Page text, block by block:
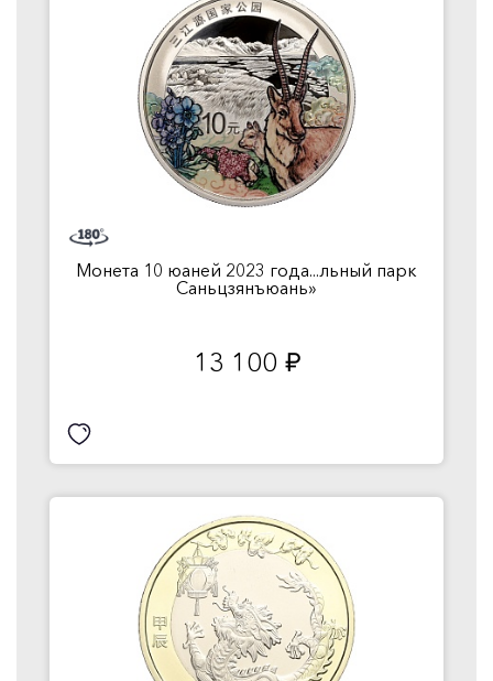
Монета 10 юаней 2023 года...льный парк
Саньцзянъюань»
13 100 руб.